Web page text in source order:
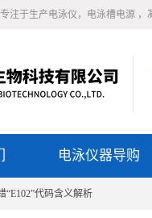
注于生产电泳仪，电泳槽电源
电泳仪器导购
“E102”代码含义解析